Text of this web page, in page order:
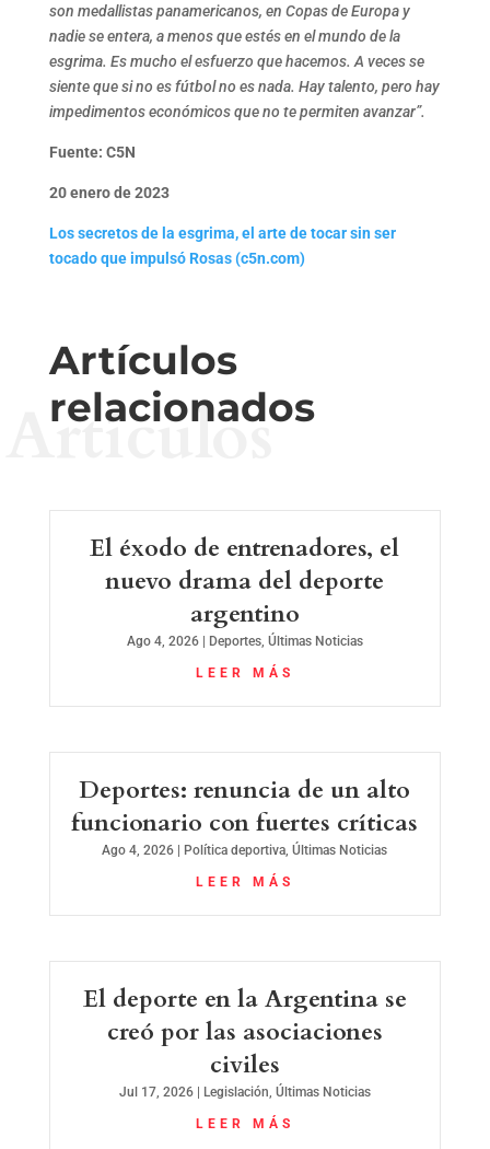
son medallistas panamericanos, en Copas de Europa y
nadie se entera, a menos que estés en el mundo de la
esgrima. Es mucho el esfuerzo que hacemos. A veces se
siente que si no es fútbol no es nada. Hay talento, pero hay
impedimentos económicos que no te permiten avanzar”.
Fuente: C5N
20 enero de 2023
Los secretos de la esgrima, el arte de tocar sin ser
tocado que impulsó Rosas (c5n.com)
Artículos
relacionados
Artículos
El éxodo de entrenadores, el
nuevo drama del deporte
argentino
Ago 4, 2026| Deportes, Últimas Noticias
LEER MÁS
Deportes: renuncia de un alto
funcionario con fuertes críticas
Ago 4, 2026 | Política deportiva,Últimas Noticias
LEER MÁS
El deporte en la Argentina se
creó por las asociaciones
civiles
Jul 17, 2026| Legislación, Últimas Noticias
LEER MÁS